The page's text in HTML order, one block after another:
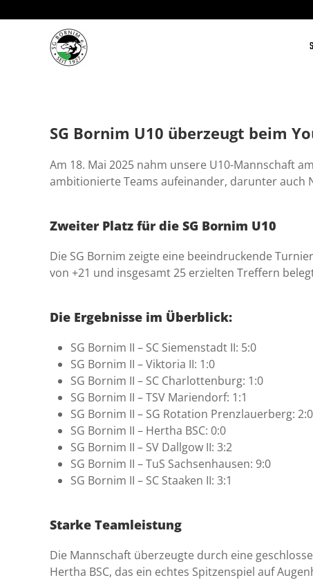
Zum Hauptinhalt springen
SG Bornim U10 überzeugt beim
Am 18. Mai 2025 nahm unsere U10-Mannschaft
ambitionierte Teams aufeinander, darunter auch
Zweiter Platz für die SG Bornim U10
Die SG Bornim zeigte eine beeindruckende
von +21 und insgesamt 25 erzielten Treffern
Die Ergebnisse im Überblick:
SG Bornim II – SC Siemenstadt II: 5:0
SG Bornim II – Viktoria II: 1:0
SG Bornim II – SC Charlottenburg: 1:0
SG Bornim II – TSV Mariendorf: 1:1
SG Bornim II – SG Rotation Prenzlauerberg: 2:0
SG Bornim II – Hertha BSC: 0:0
SG Bornim II – SV Dallgow II: 3:2
SG Bornim II – TuS Sachsenhausen: 9:0
SG Bornim II – SC Staaken II: 3:1
Starke Teamleistung
Die Mannschaft überzeugte durch eine
Hertha BSC, das ein echtes Spitzenspiel auf